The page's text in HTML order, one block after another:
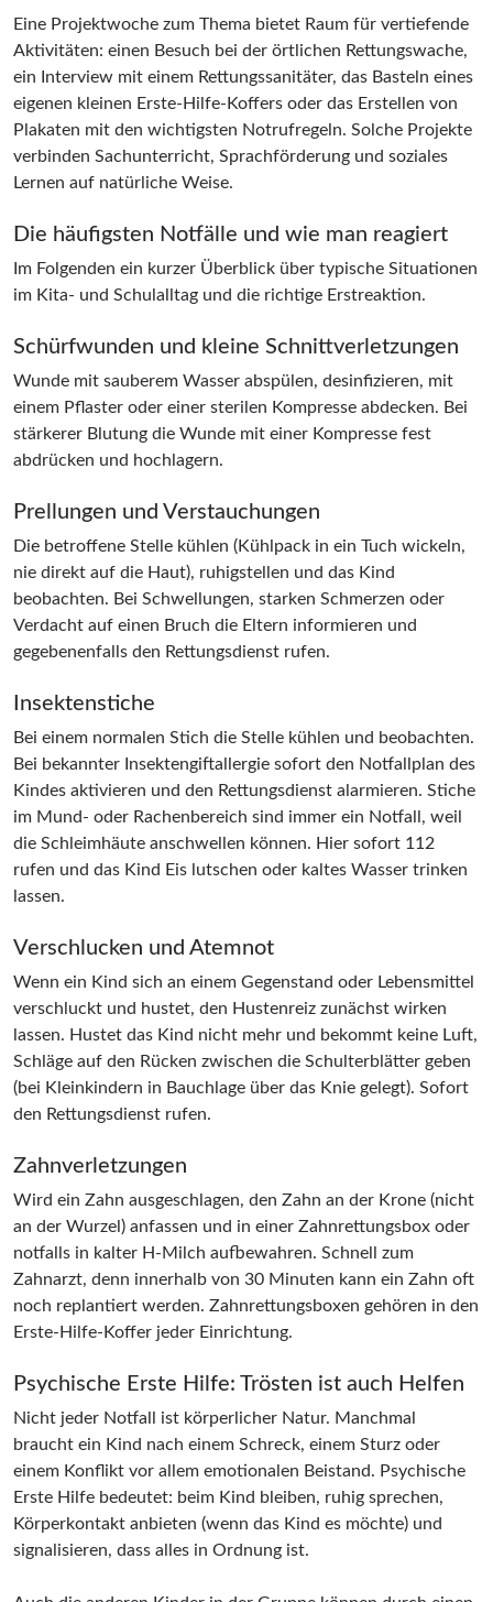
Eine Projektwoche zum Thema bietet Raum für vertiefende
Aktivitäten: einen Besuch bei der örtlichen Rettungswache,
ein Interview mit einem Rettungssanitäter, das Basteln eines
eigenen kleinen Erste-Hilfe-Koffers oder das Erstellen von
Plakaten mit den wichtigsten Notrufregeln. Solche Projekte
verbinden Sachunterricht, Sprachförderung und soziales
Lernen auf natürliche Weise.
Die häufigsten Notfälle und wie man reagiert
Im Folgenden ein kurzer Überblick über typische Situationen
im Kita- und Schulalltag und die richtige Erstreaktion.
Schürfwunden und kleine Schnittverletzungen
Wunde mit sauberem Wasser abspülen, desinfizieren, mit
einem Pflaster oder einer sterilen Kompresse abdecken. Bei
stärkerer Blutung die Wunde mit einer Kompresse fest
abdrücken und hochlagern.
Prellungen und Verstauchungen
Die betroffene Stelle kühlen (Kühlpack in ein Tuch wickeln,
nie direkt auf die Haut), ruhigstellen und das Kind
beobachten. Bei Schwellungen, starken Schmerzen oder
Verdacht auf einen Bruch die Eltern informieren und
gegebenenfalls den Rettungsdienst rufen.
Insektenstiche
Bei einem normalen Stich die Stelle kühlen und beobachten.
Bei bekannter Insektengiftallergie sofort den Notfallplan des
Kindes aktivieren und den Rettungsdienst alarmieren. Stiche
im Mund- oder Rachenbereich sind immer ein Notfall, weil
die Schleimhäute anschwellen können. Hier sofort 112
rufen und das Kind Eis lutschen oder kaltes Wasser trinken
lassen.
Verschlucken und Atemnot
Wenn ein Kind sich an einem Gegenstand oder Lebensmittel
verschluckt und hustet, den Hustenreiz zunächst wirken
lassen. Hustet das Kind nicht mehr und bekommt keine Luft,
Schläge auf den Rücken zwischen die Schulterblätter geben
(bei Kleinkindern in Bauchlage über das Knie gelegt). Sofort
den Rettungsdienst rufen.
Zahnverletzungen
Wird ein Zahn ausgeschlagen, den Zahn an der Krone (nicht
an der Wurzel) anfassen und in einer Zahnrettungsbox oder
notfalls in kalter H-Milch aufbewahren. Schnell zum
Zahnarzt, denn innerhalb von 30 Minuten kann ein Zahn oft
noch replantiert werden. Zahnrettungsboxen gehören in den
Erste-Hilfe-Koffer jeder Einrichtung.
Psychische Erste Hilfe: Trösten ist auch Helfen
Nicht jeder Notfall ist körperlicher Natur. Manchmal
braucht ein Kind nach einem Schreck, einem Sturz oder
einem Konflikt vor allem emotionalen Beistand. Psychische
Erste Hilfe bedeutet: beim Kind bleiben, ruhig sprechen,
Körperkontakt anbieten (wenn das Kind es möchte) und
signalisieren, dass alles in Ordnung ist.